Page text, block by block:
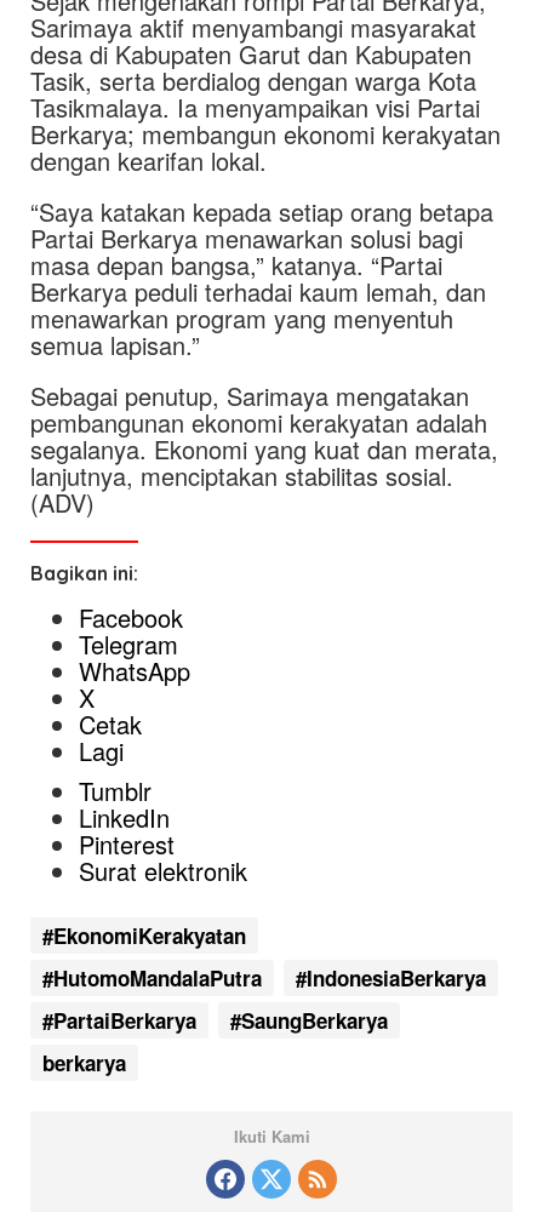
Sarimaya aktif menyambangi masyarakat
desa di Kabupaten Garut dan Kabupaten
Tasik, serta berdialog dengan warga Kota
Tasikmalaya. Ia menyampaikan visi Partai
Berkarya; membangun ekonomi kerakyatan
dengan kearifan lokal.
“Saya katakan kepada setiap orang betapa
Partai Berkarya menawarkan solusi bagi
masa depan bangsa,” katanya. “Partai
Berkarya peduli terhadai kaum lemah, dan
menawarkan program yang menyentuh
semua lapisan.”
Sebagai penutup, Sarimaya mengatakan
pembangunan ekonomi kerakyatan adalah
segalanya. Ekonomi yang kuat dan merata,
lanjutnya, menciptakan stabilitas sosial.
(ADV)
Bagikan ini:
Facebook
Telegram
WhatsApp
X
Cetak
Lagi
Tumblr
LinkedIn
Pinterest
Surat elektronik
#EkonomiKerakyatan
#HutomoMandalaPutra
#IndonesiaBerkarya
#PartaiBerkarya
#SaungBerkarya
berkarya
Ikuti Kami